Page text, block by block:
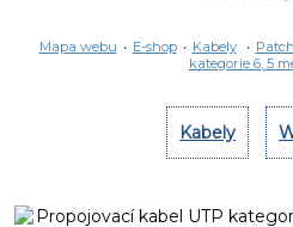
Mapa webu • E-shop • Kabely •
kategorie 6, 5
Kabely